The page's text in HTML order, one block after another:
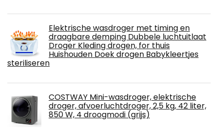
Elektrische wasdroger met timing en
draagbare demping Dubbele luchtuitlaat
Droger Kleding drogen, for thuis
Huishouden Doek drogen Babykleertjes
steriliseren
COSTWAY Mini-wasdroger, elektrische
droger, afvoerluchtdroger, 2,5 kg, 42 liter,
850 W, 4 droogmodi (grijs)